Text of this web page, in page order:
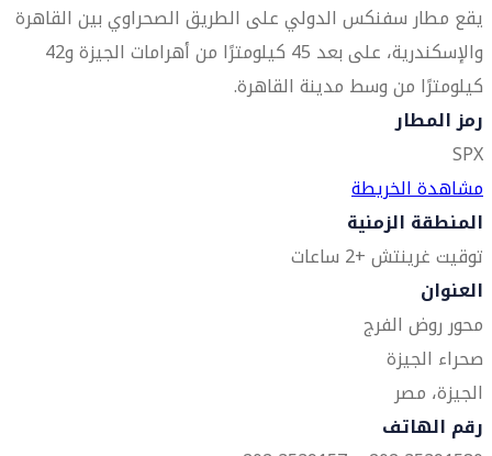
يقع مطار سفنكس الدولي على الطريق الصحراوي بين القاهرة
والإسكندرية، على بعد 45 كيلومترًا من أهرامات الجيزة و42
كيلومترًا من وسط مدينة القاهرة.
رمز المطار
SPX
مشاهدة الخريطة
المنطقة الزمنية
توقيت غرينتش +2 ساعات
العنوان
محور روض الفرج
صحراء الجيزة
الجيزة، مصر
رقم الهاتف